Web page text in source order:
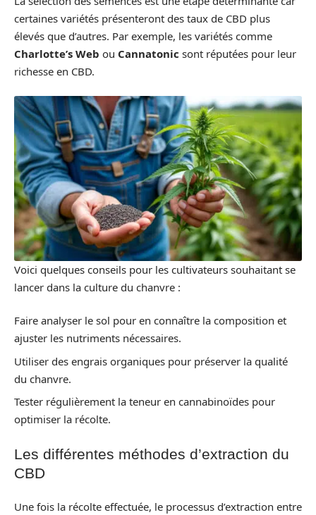
certaines variétés présenteront des taux de CBD plus
élevés que d’autres. Par exemple, les variétés comme
Charlotte’s Web ou Cannatonic sont réputées pour leur
richesse en CBD.
Voici quelques conseils pour les cultivateurs souhaitant se
lancer dans la culture du chanvre :
Faire analyser le sol pour en connaître la composition et
ajuster les nutriments nécessaires.
Utiliser des engrais organiques pour préserver la qualité
du chanvre.
Tester régulièrement la teneur en cannabinoïdes pour
optimiser la récolte.
Les différentes méthodes d’extraction du
CBD
Une fois la récolte effectuée, le processus d’extraction entre